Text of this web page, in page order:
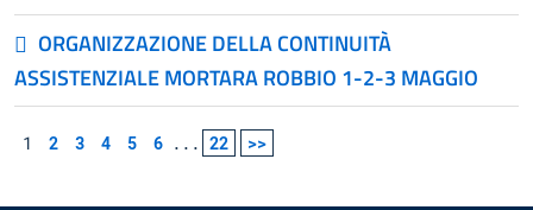
ORGANIZZAZIONE DELLA CONTINUITÀ
ASSISTENZIALE MORTARA ROBBIO 1-2-3 MAGGIO
1 2 3 4 5 6 ... 22 >>